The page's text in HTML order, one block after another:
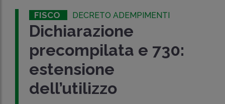
FISCO DECRETO ADEMPIMENTI
Dichiarazione
precompilata e 730:
estensione
dell’utilizzo